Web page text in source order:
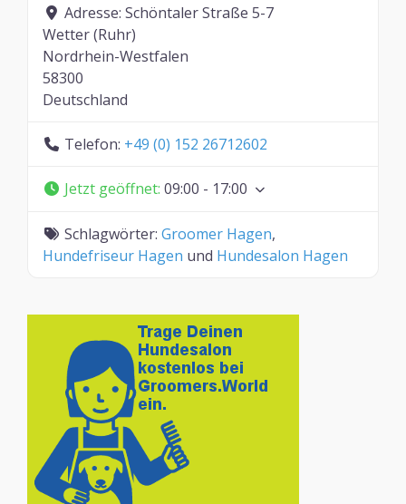
Adresse: Schöntaler Straße 5-7
Wetter (Ruhr)
Nordrhein-Westfalen
58300
Deutschland
Telefon: +49 (0) 152 26712602
Jetzt geöffnet: 09:00 - 17:00
Schlagwörter: Groomer Hagen,
Hundefriseur Hagen und Hundesalon Hagen